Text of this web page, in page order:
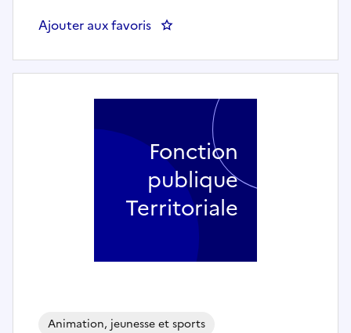
Ajouter aux favoris : ATSEM (h/f) - OCTEVILLE SUR
Animation, jeunesse et sports
Fonction
publique
Territoriale